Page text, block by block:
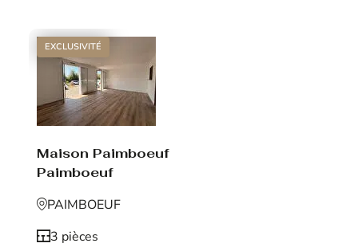
EXCLUSIVITÉ
Maison Paimboeuf
Paimboeuf
PAIMBOEUF
3 pièces